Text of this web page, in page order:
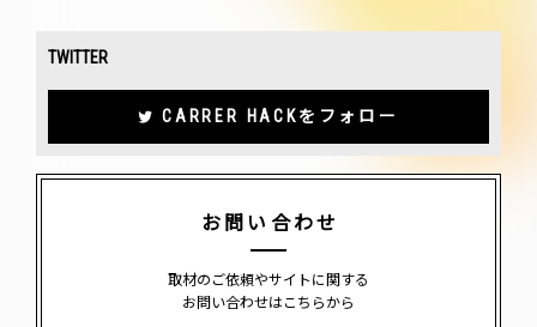
TWITTER
CARRER HACKをフォロー
お問い合わせ
取材のご依頼やサイトに関する
お問い合わせはこちらから